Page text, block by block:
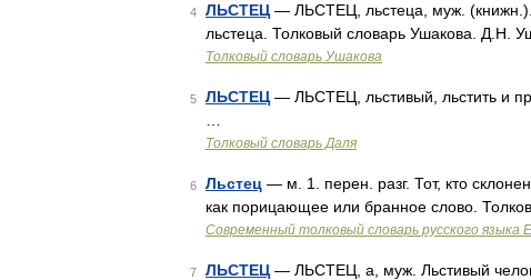
4 ЛЬСТЕЦ — ЛЬСТЕЦ, льстеца, муж. (книжн.).
льстеца. Толковый словарь Ушакова. Д.Н.
Толковый словарь Ушакова
5 ЛЬСТЕЦ — ЛЬСТЕЦ, льстивый, льстить и
Толковый словарь Даля
6 Льстец — м. 1. перен. разг. Тот, кто
как порицающее или бранное слово.
Современный толковый словарь русского языка
7 ЛЬСТЕЦ — ЛЬСТЕЦ, а, муж. Льстивый